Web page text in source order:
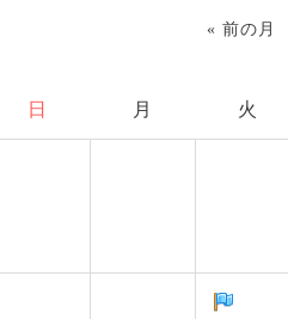
« 前の月
日 月 火